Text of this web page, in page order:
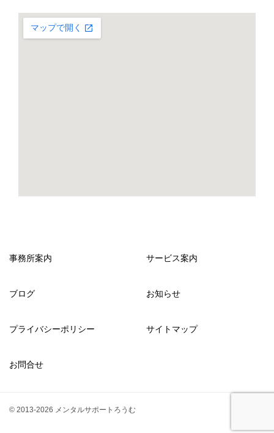
事務所案内 サービス案内
ブログ お知らせ
プライバシーポリシー サイトマップ
お問合せ
© 2013-2026 メンタルサポートろうむ